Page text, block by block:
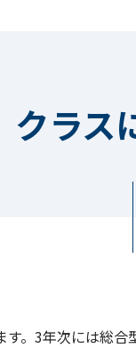
クラス
。3年次には総合